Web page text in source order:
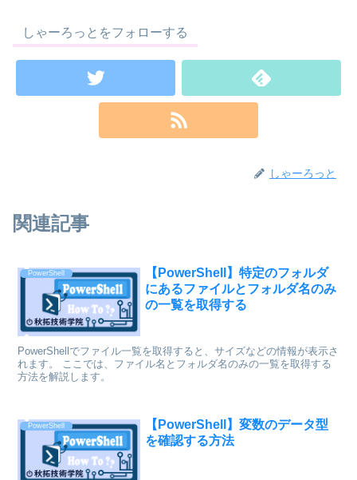
しゃーろっとをフォローする
しゃーろっと
関連記事
PowerShell
【PowerShell】特定のフォルダ
にあるファイルとフォルダ名のみ
の一覧を取得する
PowerShellでファイル一覧を取得すると、サイズなどの情報が表示さ
れます。 ここでは、ファイル名とフォルダ名のみの一覧を取得する
方法を解説します。
PowerShell
【PowerShell】変数のデータ型
を確認する方法